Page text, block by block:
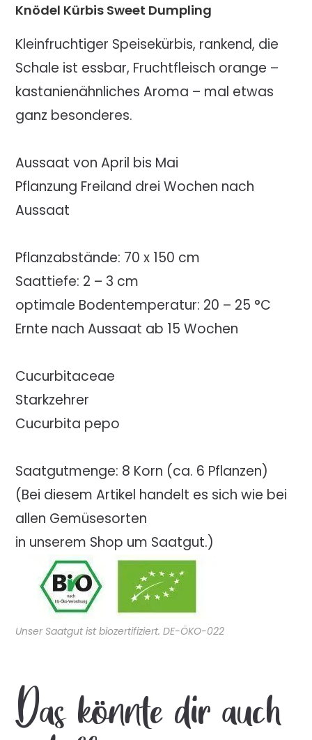
Knödel Kürbis Sweet Dumpling
Kleinfruchtiger Speisekürbis, rankend, die
Schale ist essbar, Fruchtfleisch orange –
kastanienähnliches Aroma – mal etwas
ganz besonderes.
Aussaat von April bis Mai
Pflanzung Freiland drei Wochen nach
Aussaat
Pflanzabstände: 70 x 150 cm
Saattiefe: 2 – 3 cm
optimale Bodentemperatur: 20 – 25 °C
Ernte nach Aussaat ab 15 Wochen
Cucurbitaceae
Starkzehrer
Cucurbita pepo
Saatgutmenge: 8 Korn (ca. 6 Pflanzen)
(Bei diesem Artikel handelt es sich wie bei
allen Gemüsesorten
in unserem Shop um Saatgut.)
Unser Saatgut ist biozertifiziert. DE-ÖKO-022
Das könnte dir auch